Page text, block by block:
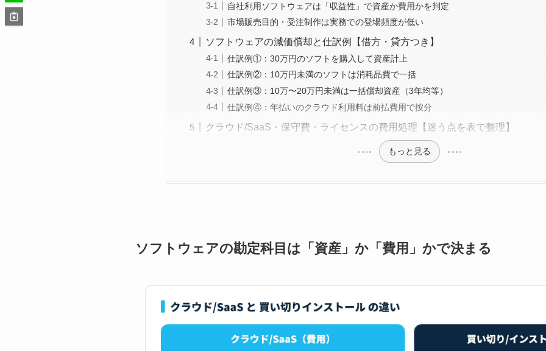
自社利用ソフトウェアは「収益性」で資産か費用かを判定
市場販売目的・受注制作は実務での登場頻度が低い
ソフトウェアの減価償却と仕訳例【借方・貸方つき】
仕訳例①：30万円のソフトを購入して資産計上
仕訳例②：10万円未満のソフトは消耗品費で一括
仕訳例③：10万〜20万円未満は一括償却資産（3年均等）
仕訳例④：年払いのクラウド利用料は前払費用で按分
クラウド/SaaS・保守費・ライセンスの費用処理【迷う点を表で整理】
もっと見る
ソフトウェアの勘定科目は「資産」か「費用」かで決まる